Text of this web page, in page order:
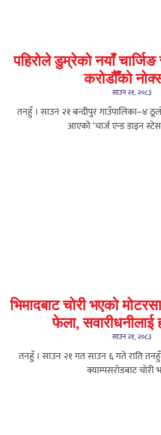
पहिरोले डुम्रेको नयाँ
करोडौँको
साउन २१, २०८३
तनहुँ । साउन २१ बन्दीपुर गाउँपालिका–४
आएको ‘चार्ज एन्ड डाइन
भिमादबाट चोरी भएको
फेला, सवारीधनीलाई
साउन २१, २०८३
तनहुँ । साउन २१ गत साउन ६ गते राति
क्याम्पसरोडबाट चोरी